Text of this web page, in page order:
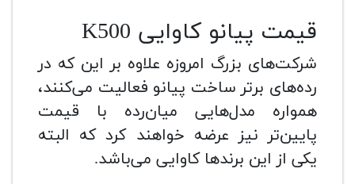
قیمت پیانو کاوایی K500
شرکت‌های بزرگ امروزه علاوه بر این که در
رده‌های برتر ساخت پیانو فعالیت می‌کنند،
همواره مدل‌هایی میان‌رده با قیمت
پایین‌تر نیز عرضه خواهند کرد که البته
یکی از این برندها کاوایی می‌باشد.